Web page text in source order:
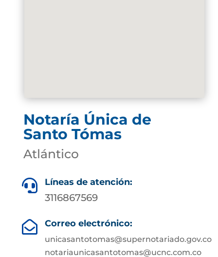
Notaría Única de
Santo Tómas
Atlántico
 Líneas de atención:
3116867569
 Correo electrónico:
unicasantotomas@supernotariado.gov.co
notariaunicasantotomas@ucnc.com.co